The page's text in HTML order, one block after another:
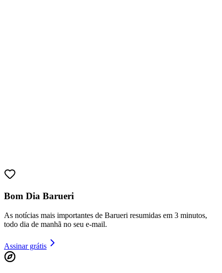
Bom Dia Barueri
As notícias mais importantes de Barueri resumidas em 3 minutos,
todo dia de manhã no seu e-mail.
Assinar grátis